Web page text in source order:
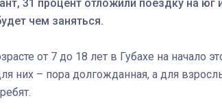
31 процент отложили поездку на юг
чем заняться.
от 7 до 18 лет в Губахе на начало
них – пора долгожданная, а для